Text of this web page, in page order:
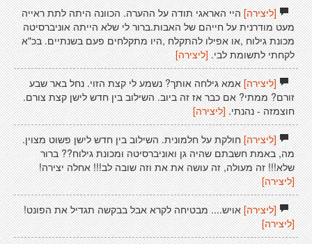
[ליצירה]היי האראגי תודה על ההערה. הכוונה היתה לתת ראייה
מעט מודרנית על חייהם של האבות.ברור לי שלא הייתה אוניברסיטה
מכונת גילוח ,או אפילו להתקלח ,היו מתקלחים פעם בשנתיים. בכ"א
לקחתי לתשומת לבי. [ליצירה]
[ליצירה]אמא גילחה אותך? נשמע לי קצת הזוי. נחל באר שבע
זורם? ממתי? אם כבר אז זה ביוב. השילוב בין חדש לישן קצת צורם.
חוצמזה - נהנתי. [ליצירה]
[ליצירה]חולקת על חלמונית. השילוב בין חדש לישן פשוט מצוין.
מה, באמת חשבתם שהיה גן ואוניברסיטה ומכונת גילוח?? ברור
שלא!!! זה מעולה, זה עושה את את וזה שובה לב!!! אחלה יצירה!
[ליצירה]
[ליצירה]אויש.... מבטיחה לקרא אבל בבקשה תגדיל את הפונט!
[ליצירה]